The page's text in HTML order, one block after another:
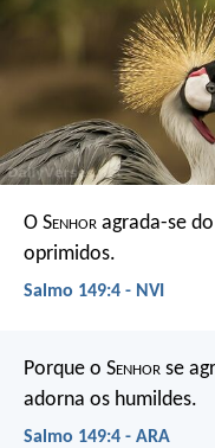
O Senhor agrada-se
oprimidos.
Salmo 149:4 - NVI
Porque o Senhor se
adorna os humildes.
Salmo 149:4 - ARA